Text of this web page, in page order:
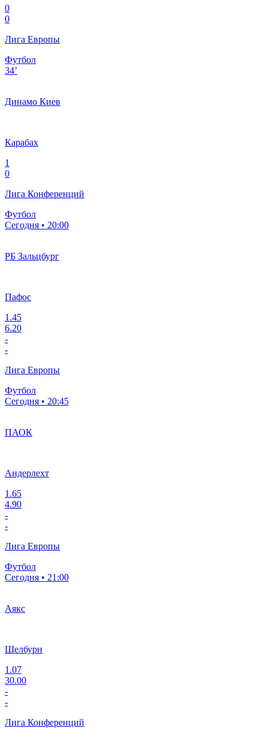
0
0
Лига Европы
Футбол
34’
Динамо Киев
Карабах
1
0
Лига Конференций
Футбол
Сегодня • 20:00
РБ Зальцбург
Пафос
1.45
6.20
-
-
Лига Европы
Футбол
Сегодня • 20:45
ПАОК
Андерлехт
1.65
4.90
-
-
Лига Европы
Футбол
Сегодня • 21:00
Аякс
Шелбурн
1.07
30.00
-
-
Лига Конференций